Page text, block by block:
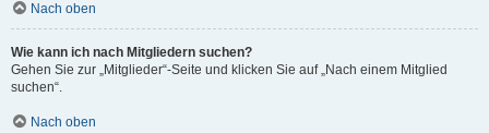
Nach oben
Wie kann ich nach Mitgliedern suchen?
Gehen Sie zur „Mitglieder“-Seite und klicken Sie auf „Nach einem Mitglied
suchen“.
Nach oben